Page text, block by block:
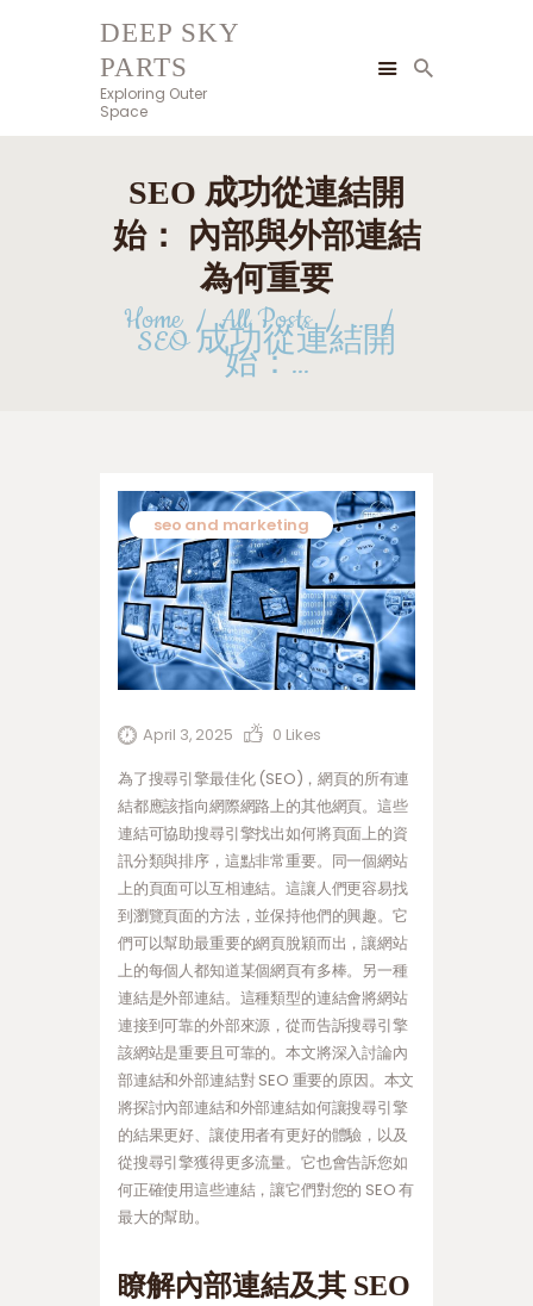
DEEP SKY
PARTS
Exploring Outer
Space
SEO 成功從連結開
始： 內部與外部連結
為何重要
Home
All Posts ...
SEO 成功從連結開
始：...
DEEP SKY PARTS
Exploring Outer Space
BLOG
BUSINESS AND FINANCE
TECHNOLOGY AND
INNOVATION
GIFTS AND CARE
GAMES AND GAMBLING
CONTACT
seo and marketing
April 3, 2025 0 Likes
為了搜尋引擎最佳化 (SEO)，網頁的所有連
結都應該指向網際網路上的其他網頁。這些
連結可協助搜尋引擎找出如何將頁面上的資
訊分類與排序，這點非常重要。同一個網站
上的頁面可以互相連結。這讓人們更容易找
到瀏覽頁面的方法，並保持他們的興趣。它
們可以幫助最重要的網頁脫穎而出，讓網站
上的每個人都知道某個網頁有多棒。另一種
連結是外部連結。這種類型的連結會將網站
連接到可靠的外部來源，從而告訴搜尋引擎
該網站是重要且可靠的。本文將深入討論內
部連結和外部連結對 SEO 重要的原因。本文
將探討內部連結和外部連結如何讓搜尋引擎
的結果更好、讓使用者有更好的體驗，以及
從搜尋引擎獲得更多流量。它也會告訴您如
何正確使用這些連結，讓它們對您的 SEO 有
最大的幫助。
瞭解內部連結及其 SEO